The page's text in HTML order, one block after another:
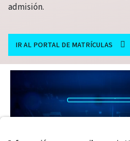
admisión.
IR AL PORTAL DE MATRÍCULAS